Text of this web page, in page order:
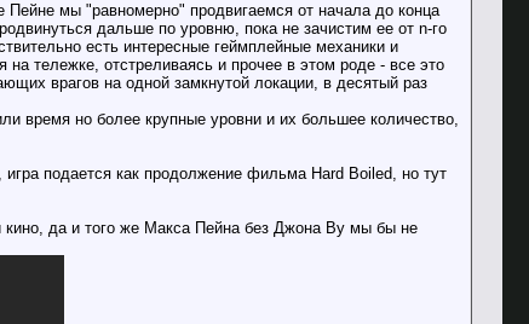
мы "равномерно" продвигаемся от начала до конца
дальше по уровню, пока не зачистим ее от n-го
есть интересные геймплейные механики и
тележке, отстреливаясь и прочее в этом роде - все это
врагов на одной замкнутой локации, в десятый раз
время но более крупные уровни и их большее количество,
подается как продолжение фильма Hard Boiled, но тут
да и того же Макса Пейна без Джона Ву мы бы не